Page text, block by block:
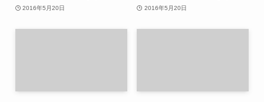
2016年5月20日 2016年5月20日